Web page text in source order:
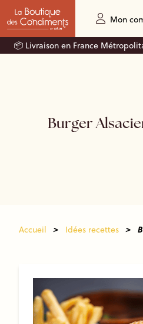
Mon
📦 Livraison en France
Burger
Accueil > Idées recettes >